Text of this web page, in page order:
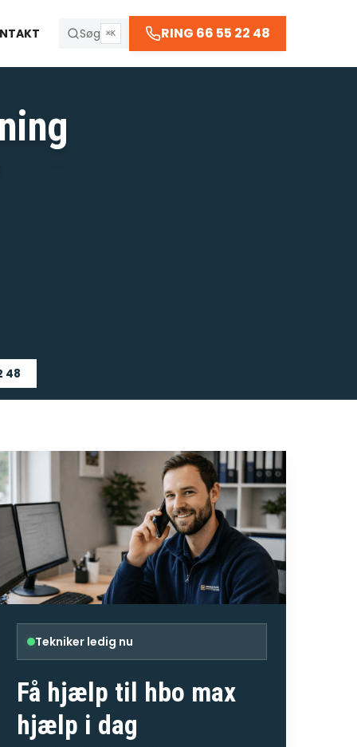
Søg ⌘K RING 66 55 22 48
66 55 22 48
48
Tekniker ledig nu
Få hjælp til hbo max
hjælp i dag